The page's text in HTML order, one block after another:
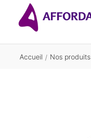
Accueil / Nos produits